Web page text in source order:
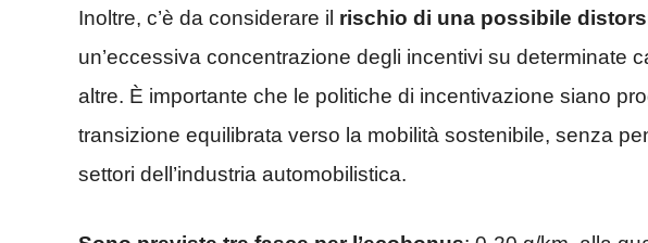
Inoltre, c’è da considerare il rischio di una possibile
un’eccessiva concentrazione degli incentivi su determinate
altre. È importante che le politiche di incentivazione siano
transizione equilibrata verso la mobilità sostenibile, senza
settori dell’industria automobilistica.